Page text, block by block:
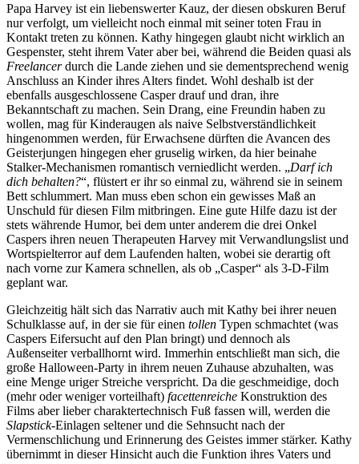
Papa Harvey ist ein liebenswerter Kauz, der diesen obskuren Beruf
nur verfolgt, um vielleicht noch einmal mit seiner toten Frau in
Kontakt treten zu können. Kathy hingegen glaubt nicht wirklich an
Gespenster, steht ihrem Vater aber bei, während die Beiden quasi als
Freelancerdurch die Lande ziehen und sie dementsprechend wenig
Anschluss an Kinder ihres Alters findet. Wohl deshalb ist der
ebenfalls ausgeschlossene Casper drauf und dran, ihre
Bekanntschaft zu machen. Sein Drang, eine Freundin haben zu
wollen, mag für Kinderaugen als naive Selbstverständlichkeit
hingenommen werden, für Erwachsene dürften die Avancen des
Geisterjungen hingegen eher gruselig wirken, da hier beinahe
Stalker-Mechanismen romantisch verniedlicht werden. „Darf ich
dich behalten?“, flüstert er ihr so einmal zu, während sie in seinem
Bett schlummert. Man muss eben schon ein gewisses Maß an
Unschuld für diesen Film mitbringen. Eine gute Hilfe dazu ist der
stets währende Humor, bei dem unter anderem die drei Onkel
Caspers ihren neuen Therapeuten Harvey mit Verwandlungslist und
Wortspielterror auf dem Laufenden halten, wobei sie derartig oft
nach vorne zur Kamera schnellen, als ob „Casper“ als 3-D-Film
geplant war.
Gleichzeitig hält sich das Narrativ auch mit Kathy bei ihrer neuen
Schulklasse auf, in der sie für einen tollen Typen schmachtet (was
Caspers Eifersucht auf den Plan bringt) und dennoch als
Außenseiter verballhornt wird. Immerhin entschließt man sich, die
große Halloween-Party in ihrem neuen Zuhause abzuhalten, was
eine Menge uriger Streiche verspricht. Da die geschmeidige, doch
(mehr oder weniger vorteilhaft) facettenreiche Konstruktion des
Films aber lieber charaktertechnisch Fuß fassen will, werden die
Slapstick-Einlagen seltener und die Sehnsucht nach der
Vermenschlichung und Erinnerung des Geistes immer stärker. Kathy
übernimmt in dieser Hinsicht auch die Funktion ihres Vaters und